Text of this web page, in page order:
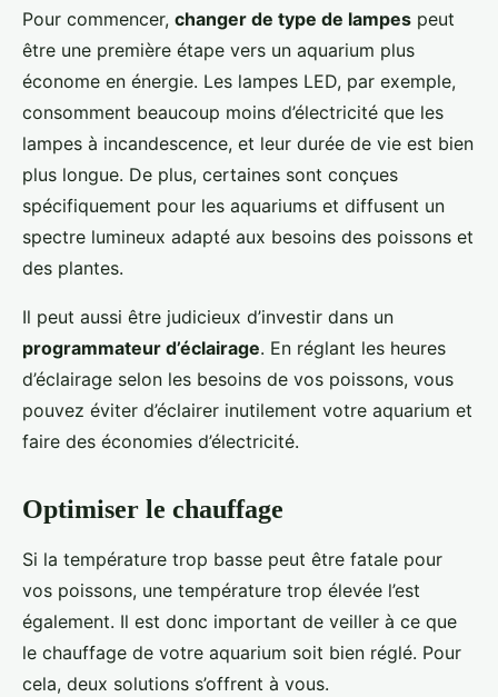
Pour commencer, changer de type de lampes peut
être une première étape vers un aquarium plus
économe en énergie. Les lampes LED, par exemple,
consomment beaucoup moins d’électricité que les
lampes à incandescence, et leur durée de vie est bien
plus longue. De plus, certaines sont conçues
spécifiquement pour les aquariums et diffusent un
spectre lumineux adapté aux besoins des poissons et
des plantes.
Il peut aussi être judicieux d’investir dans un
programmateur d’éclairage. En réglant les heures
d’éclairage selon les besoins de vos poissons, vous
pouvez éviter d’éclairer inutilement votre aquarium et
faire des économies d’électricité.
Optimiser le chauffage
Si la température trop basse peut être fatale pour
vos poissons, une température trop élevée l’est
également. Il est donc important de veiller à ce que
le chauffage de votre aquarium soit bien réglé. Pour
cela, deux solutions s’offrent à vous.